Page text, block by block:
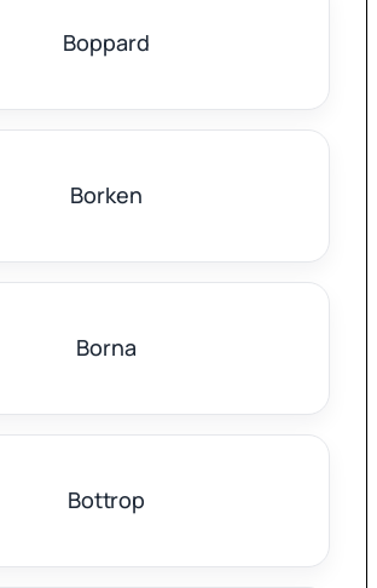
Boppard
Borken
Borna
Bottrop